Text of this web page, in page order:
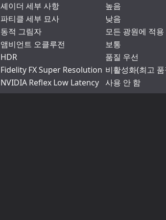
셰이더 세부 사항
높음
파티클 세부 묘사
낮음
동적 그림자
모든 광원에 적용
앰비언트 오클루전
보통
HDR
품질 우선
Fidelity FX Super Resolution 비활성화(최고
NVIDIA Reflex Low Latency 사용 안 함